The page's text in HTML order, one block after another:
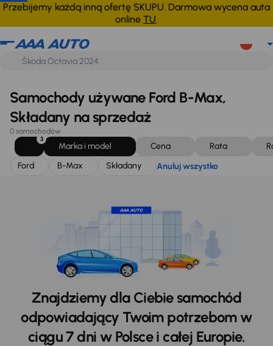
Przebijemy każdą inną ofertę SKUPU. Darmowa wycena auta
online TU.
Ford B-Max Składany Anuluj wszystko
Samochody używane Ford B-Max,
Składany na sprzedaż
0 samochodów
3
Marka i model Cena Rata
Ford
B-Max Składany Anuluj wszystko
Znajdziemy dla Ciebie samochód
odpowiadający Twoim potrzebom w
ciągu 7 dni w Polsce i całej Europie.